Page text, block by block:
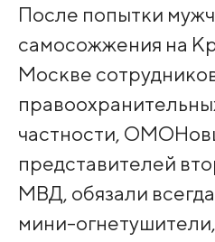
После попытки
самосожжения на
Москве
частности,
представителей
МВД, обязали
мини-